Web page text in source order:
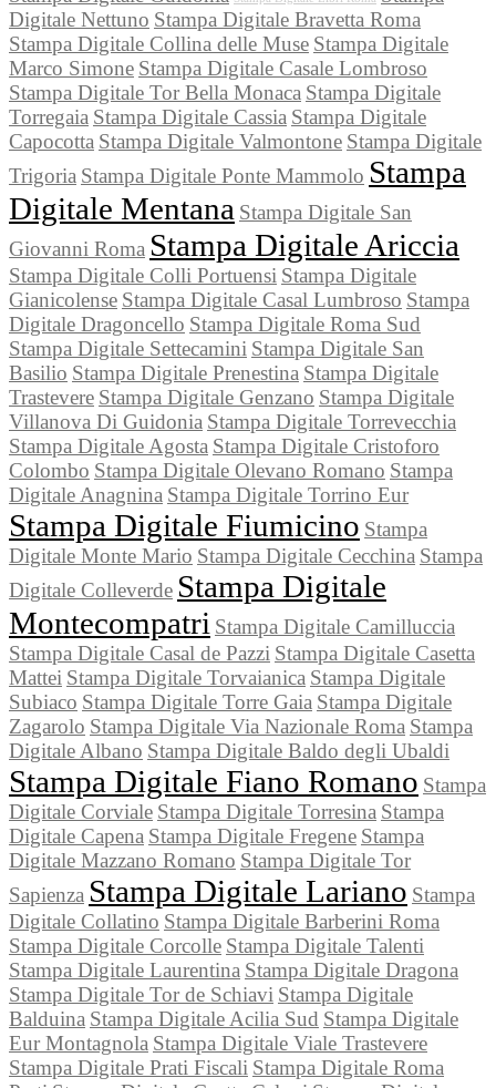
Digitale Nettuno Stampa Digitale Bravetta Roma
Stampa Digitale Collina delle Muse Stampa Digitale
Marco Simone Stampa Digitale Casale Lombroso
Stampa Digitale Tor Bella Monaca Stampa Digitale
Torregaia Stampa Digitale Cassia Stampa Digitale
Capocotta Stampa Digitale Valmontone Stampa Digitale
Trigoria Stampa Digitale Ponte Mammolo Stampa
Digitale Mentana Stampa Digitale San
Giovanni Roma Stampa Digitale Ariccia
Stampa Digitale Colli Portuensi Stampa Digitale
Gianicolense Stampa Digitale Casal Lumbroso Stampa
Digitale Dragoncello Stampa Digitale Roma Sud
Stampa Digitale Settecamini Stampa Digitale San
Basilio Stampa Digitale Prenestina Stampa Digitale
Trastevere Stampa Digitale Genzano Stampa Digitale
Villanova Di Guidonia Stampa Digitale Torrevecchia
Stampa Digitale Agosta Stampa Digitale Cristoforo
Colombo Stampa Digitale Olevano Romano Stampa
Digitale Anagnina Stampa Digitale Torrino Eur
Stampa Digitale Fiumicino Stampa
Digitale Monte Mario Stampa Digitale Cecchina Stampa
Digitale Colleverde Stampa Digitale
Montecompatri Stampa Digitale Camilluccia
Stampa Digitale Casal de Pazzi Stampa Digitale Casetta
Mattei Stampa Digitale Torvaianica Stampa Digitale
Subiaco Stampa Digitale Torre Gaia Stampa Digitale
Zagarolo Stampa Digitale Via Nazionale Roma Stampa
Digitale Albano Stampa Digitale Baldo degli Ubaldi
Stampa Digitale Fiano Romano Stampa
Digitale Corviale Stampa Digitale Torresina Stampa
Digitale Capena Stampa Digitale Fregene Stampa
Digitale Mazzano Romano Stampa Digitale Tor
Sapienza Stampa Digitale Lariano Stampa
Digitale Collatino Stampa Digitale Barberini Roma
Stampa Digitale Corcolle Stampa Digitale Talenti
Stampa Digitale Laurentina Stampa Digitale Dragona
Stampa Digitale Tor de Schiavi Stampa Digitale
Balduina Stampa Digitale Acilia Sud Stampa Digitale
Eur Montagnola Stampa Digitale Viale Trastevere
Stampa Digitale Prati Fiscali Stampa Digitale Roma